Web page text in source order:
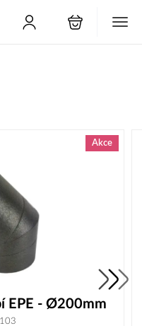
Akce
EPE - Ø200mm